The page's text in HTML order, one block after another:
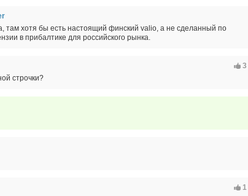
там хотя бы есть настоящий финский valio, а не сделанный по
в прибалтике для российского рынка.
3
строчки?
1